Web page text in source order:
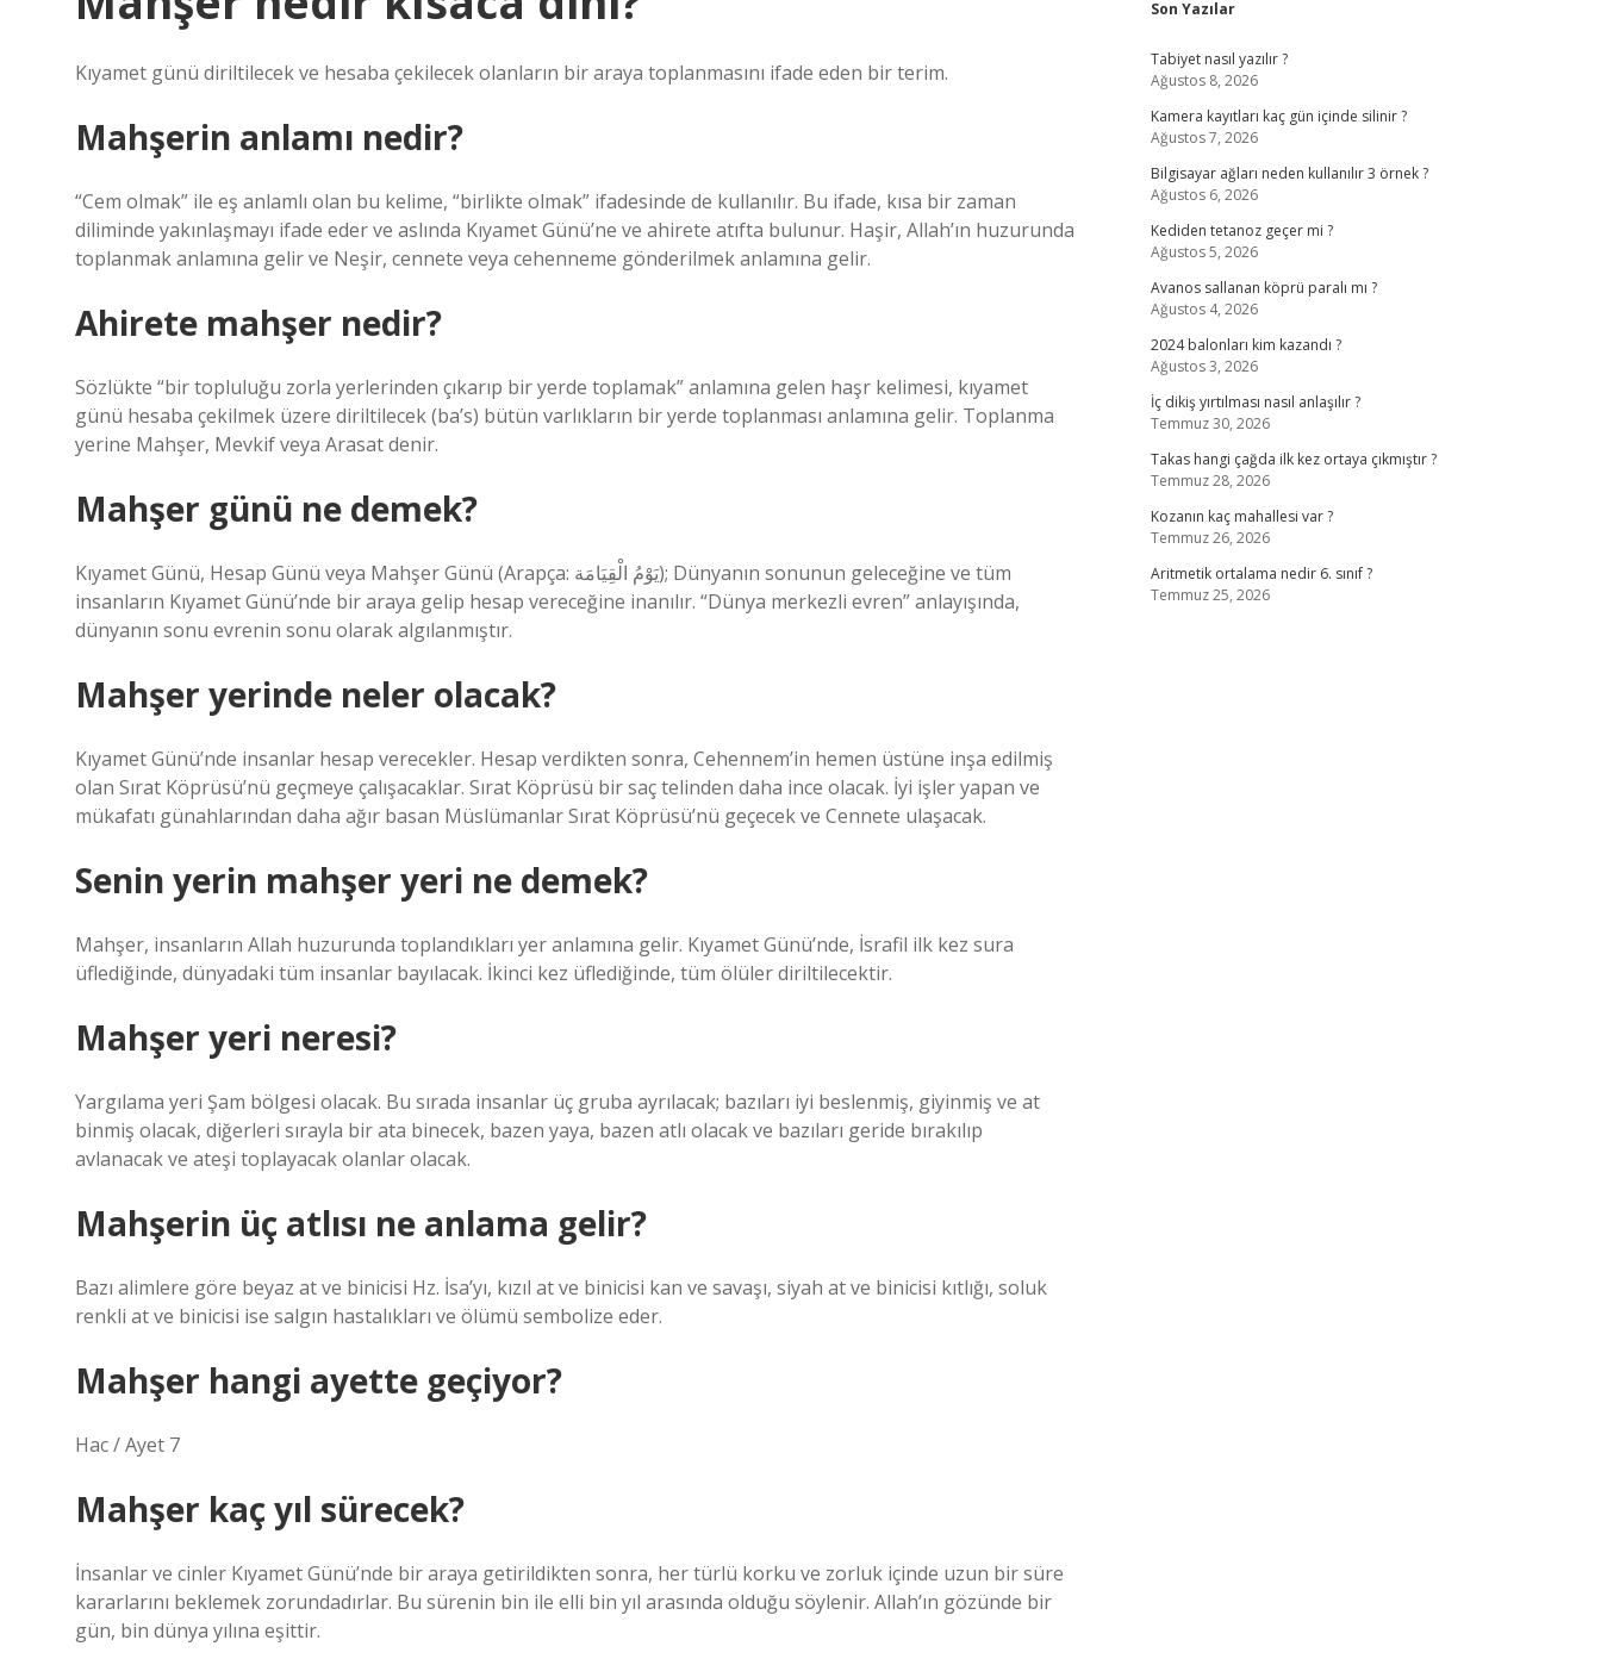
Kıyamet günü diriltilecek ve hesaba çekilecek olanların bir araya toplanmasını ifade eden bir terim.
Mahşerin anlamı nedir?
“Cem olmak” ile eş anlamlı olan bu kelime, “birlikte olmak” ifadesinde de kullanılır. Bu ifade, kısa bir zaman
diliminde yakınlaşmayı ifade eder ve aslında Kıyamet Günü’ne ve ahirete atıfta bulunur. Haşir, Allah’ın huzurunda
toplanmak anlamına gelir ve Neşir, cennete veya cehenneme gönderilmek anlamına gelir.
Ahirete mahşer nedir?
Sözlükte “bir topluluğu zorla yerlerinden çıkarıp bir yerde toplamak” anlamına gelen haşr kelimesi, kıyamet
günü hesaba çekilmek üzere diriltilecek (ba’s) bütün varlıkların bir yerde toplanması anlamına gelir. Toplanma
yerine Mahşer, Mevkif veya Arasat denir.
Mahşer günü ne demek?
Kıyamet Günü, Hesap Günü veya Mahşer Günü (Arapça: يَوْمُ الْقِيَامَة‎); Dünyanın sonunun geleceğine ve tüm
insanların Kıyamet Günü’nde bir araya gelip hesap vereceğine inanılır. “Dünya merkezli evren” anlayışında,
dünyanın sonu evrenin sonu olarak algılanmıştır.
Mahşer yerinde neler olacak?
Kıyamet Günü’nde insanlar hesap verecekler. Hesap verdikten sonra, Cehennem’in hemen üstüne inşa edilmiş
olan Sırat Köprüsü’nü geçmeye çalışacaklar. Sırat Köprüsü bir saç telinden daha ince olacak. İyi işler yapan ve
mükafatı günahlarından daha ağır basan Müslümanlar Sırat Köprüsü’nü geçecek ve Cennete ulaşacak.
Senin yerin mahşer yeri ne demek?
Mahşer, insanların Allah huzurunda toplandıkları yer anlamına gelir. Kıyamet Günü’nde, İsrafil ilk kez sura
üflediğinde, dünyadaki tüm insanlar bayılacak. İkinci kez üflediğinde, tüm ölüler diriltilecektir.
Mahşer yeri neresi?
Yargılama yeri Şam bölgesi olacak. Bu sırada insanlar üç gruba ayrılacak; bazıları iyi beslenmiş, giyinmiş ve at
binmiş olacak, diğerleri sırayla bir ata binecek, bazen yaya, bazen atlı olacak ve bazıları geride bırakılıp
avlanacak ve ateşi toplayacak olanlar olacak.
Mahşerin üç atlısı ne anlama gelir?
Bazı alimlere göre beyaz at ve binicisi Hz. İsa’yı, kızıl at ve binicisi kan ve savaşı, siyah at ve binicisi kıtlığı, soluk
renkli at ve binicisi ise salgın hastalıkları ve ölümü sembolize eder.
Mahşer hangi ayette geçiyor?
Hac / Ayet 7
Mahşer kaç yıl sürecek?
İnsanlar ve cinler Kıyamet Günü’nde bir araya getirildikten sonra, her türlü korku ve zorluk içinde uzun bir süre
kararlarını beklemek zorundadırlar. Bu sürenin bin ile elli bin yıl arasında olduğu söylenir. Allah’ın gözünde bir
gün, bin dünya yılına eşittir.
Son Yazılar
Tabiyet nasıl yazılır ?
Ağustos 8, 2026
Kamera kayıtları kaç gün içinde silinir ?
Ağustos 7, 2026
Bilgisayar ağları neden kullanılır 3 örnek ?
Ağustos 6, 2026
Kediden tetanoz geçer mi ?
Ağustos 5, 2026
Avanos sallanan köprü paralı mı ?
Ağustos 4, 2026
2024 balonları kim kazandı ?
Ağustos 3, 2026
İç dikiş yırtılması nasıl anlaşılır ?
Temmuz 30, 2026
Takas hangi çağda ilk kez ortaya çıkmıştır ?
Temmuz 28, 2026
Kozanın kaç mahallesi var ?
Temmuz 26, 2026
Aritmetik ortalama nedir 6. sınıf ?
Temmuz 25, 2026